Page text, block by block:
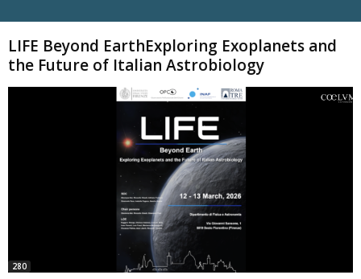
LIFE Beyond EarthExploring Exoplanets and
the Future of Italian Astrobiology
280